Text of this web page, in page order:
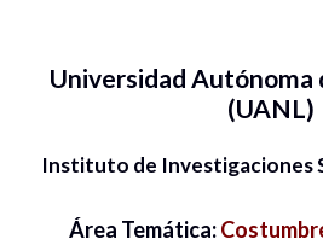
Universidad Autónoma
(UANL)
Instituto de Investigaciones
Área Temática: